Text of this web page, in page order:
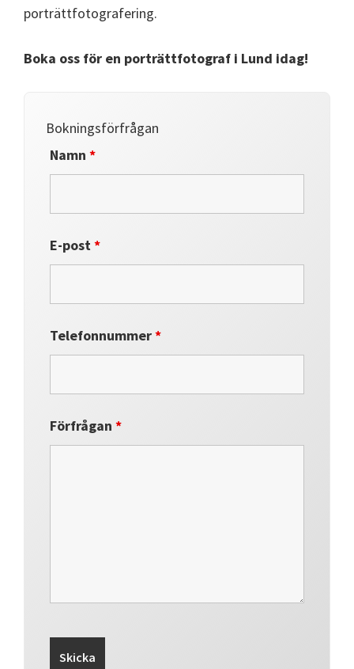
porträttfotografering.
Boka oss för en porträttfotograf i Lund idag!
Bokningsförfrågan
Namn*
E-post*
Telefonnummer*
Förfrågan*